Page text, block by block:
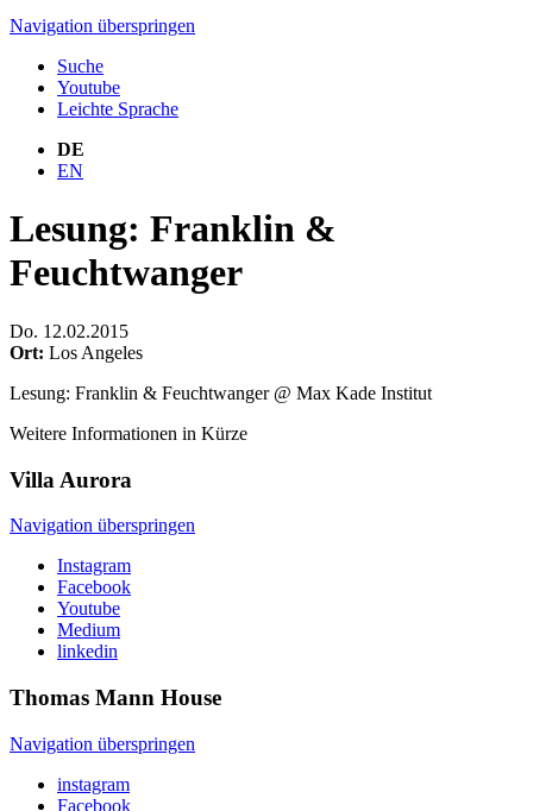
Navigation überspringen
Suche
Youtube
Leichte Sprache
DE
EN
Lesung: Franklin &
Feuchtwanger
Do. 12.02.2015
Ort: Los Angeles
Lesung: Franklin & Feuchtwanger @ Max Kade Institut
Weitere Informationen in Kürze
Villa Aurora
Navigation überspringen
Instagram
Facebook
Youtube
Medium
linkedin
Thomas Mann House
Navigation überspringen
instagram
Facebook